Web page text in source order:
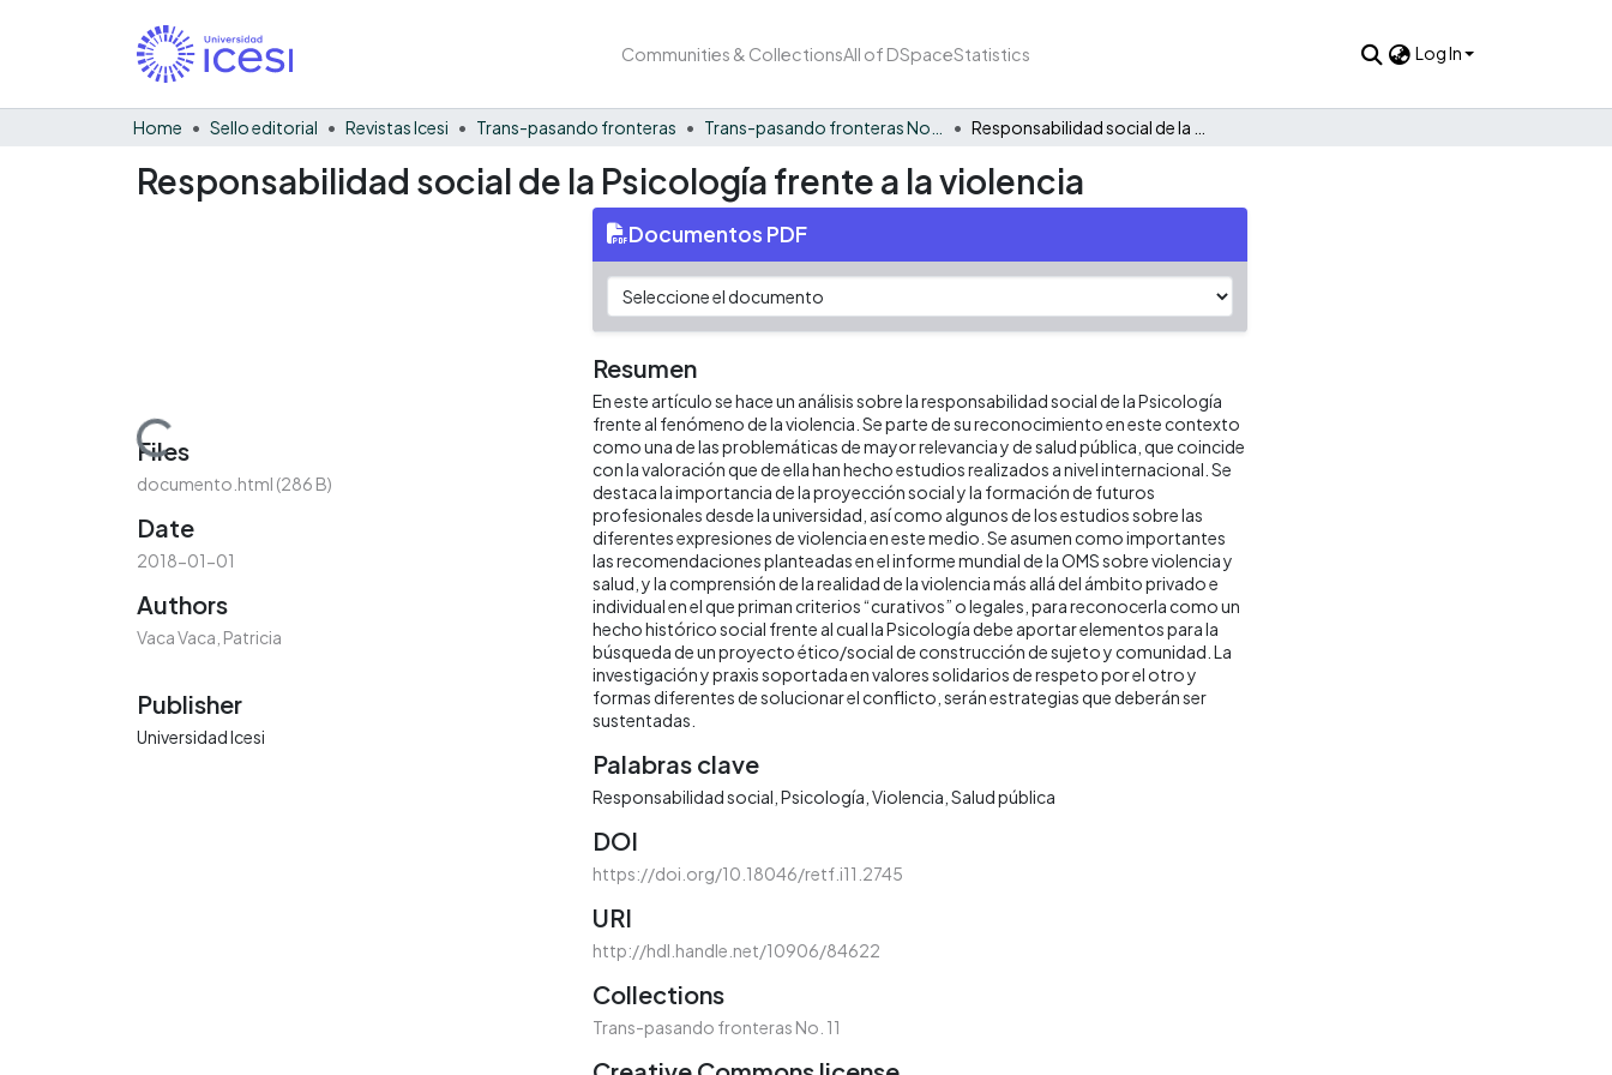
Communities & CollectionsAll of DSpaceStatistics Log In
Home Sello editorial Revistas Icesi Trans-pasando fronteras
Responsabilidad social de la Psicología frente a la violencia
Loading...
Files
documento.html (286 B)
Date
2018-01-01
Authors
Vaca Vaca, Patricia
Publisher
Universidad Icesi
Documentos PDF
Resumen
En este artículo se hace un análisis sobre la responsabilidad social de la Psicología
frente al fenómeno de la violencia. Se parte de su reconocimiento en este contexto
como una de las problemáticas de mayor relevancia y de salud pública, que coincide
con la valoración que de ella han hecho estudios realizados a nivel internacional. Se
destaca la importancia de la proyección social y la formación de futuros
profesionales desde la universidad, así como algunos de los estudios sobre las
diferentes expresiones de violencia en este medio. Se asumen como importantes
las recomendaciones planteadas en el informe mundial de la OMS sobre violencia y
salud, y la comprensión de la realidad de la violencia más allá del ámbito privado e
individual en el que priman criterios “curativos” o legales, para reconocerla como un
hecho histórico social frente al cual la Psicología debe aportar elementos para la
búsqueda de un proyecto ético/social de construcción de sujeto y comunidad. La
investigación y praxis soportada en valores solidarios de respeto por el otro y
formas diferentes de solucionar el conflicto, serán estrategias que deberán ser
sustentadas.
Palabras clave
Responsabilidad social Psicología Violencia Salud pública
DOI
https://doi.org/10.18046/retf.i11.2745
URI
http://hdl.handle.net/10906/84622
Collections
Trans-pasando fronteras No. 11